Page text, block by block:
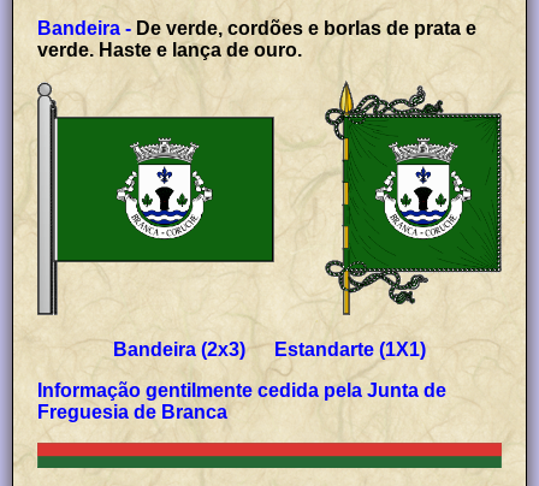
Bandeira - De verde, cordões e borlas de prata e
verde. Haste e lança de ouro.
Bandeira (2x3) Estandarte (1X1)
Informação gentilmente cedida pela Junta de
Freguesia de Branca